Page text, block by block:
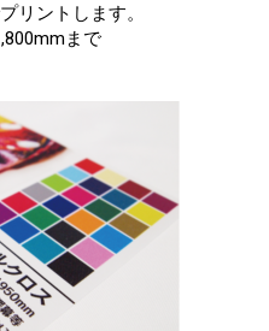
リントします。
まで